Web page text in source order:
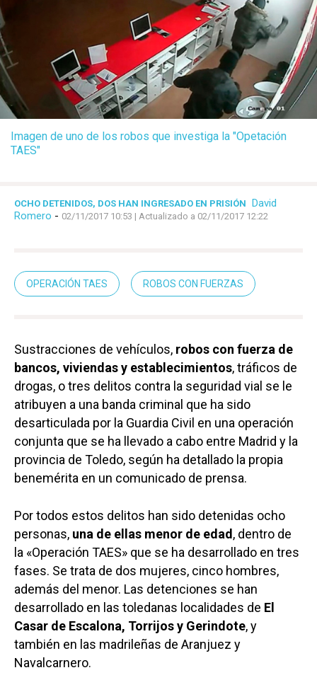
Imagen de uno de los robos que investiga la "Opetación
TAES"
OCHO DETENIDOS, DOS HAN INGRESADO EN PRISIÓN David
Romero - 02/11/2017 10:53 | Actualizado a 02/11/2017 12:22
OPERACIÓN TAES ROBOS CON FUERZAS
Sustracciones de vehículos, robos con fuerza de
bancos, viviendas y establecimientos, tráficos de
drogas, o tres delitos contra la seguridad vial se le
atribuyen a una banda criminal que ha sido
desarticulada por la Guardia Civil en una operación
conjunta que se ha llevado a cabo entre Madrid y la
provincia de Toledo, según ha detallado la propia
benemérita en un comunicado de prensa.
Por todos estos delitos han sido detenidas ocho
personas, una de ellas menor de edad, dentro de
la «Operación TAES» que se ha desarrollado en tres
fases. Se trata de dos mujeres, cinco hombres,
además del menor. Las detenciones se han
desarrollado en las toledanas localidades de El
Casar de Escalona, Torrijos y Gerindote, y
también en las madrileñas de Aranjuez y
Navalcarnero.